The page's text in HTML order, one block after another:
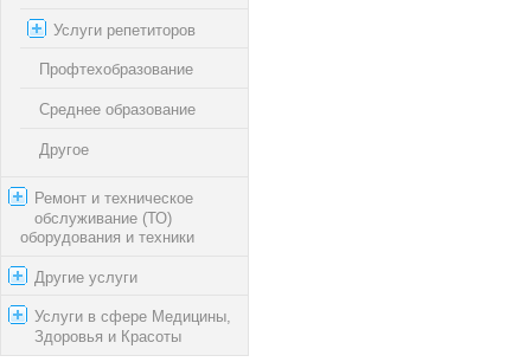
Услуги репетиторов
Профтехобразование
Среднее образование
Другое
Ремонт и техническое
обслуживание (ТО)
оборудования и техники
Другие услуги
Услуги в сфере Медицины,
Здоровья и Красоты